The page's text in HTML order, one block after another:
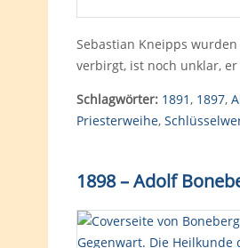
Sebastian Kneipps
verbirgt, ist noch unklar,
Schlagwörter: 1891, 1897,
Priesterweihe,
1898 – Adolf